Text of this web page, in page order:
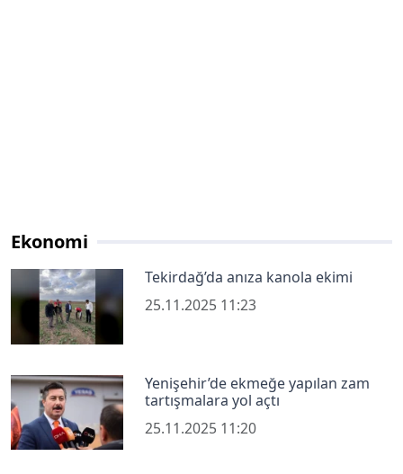
Ekonomi
Tekirdağ’da anıza kanola ekimi
25.11.2025 11:23
Yenişehir’de ekmeğe yapılan zam
tartışmalara yol açtı
25.11.2025 11:20